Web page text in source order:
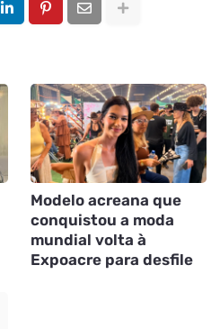
Modelo acreana que
conquistou a moda
mundial volta à
Expoacre para desfile